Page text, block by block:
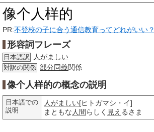
像个人样的
PR:不登校の子に合う通信教育ってどれがいい？
形容詞フレーズ
日本語訳 人がましい
対訳の関係 部分同義関係
像个人样的の概念の説明
日本語での
説明
人がましい[ヒトガマシ・イ]
まともな 人間 らしく 見え るさま